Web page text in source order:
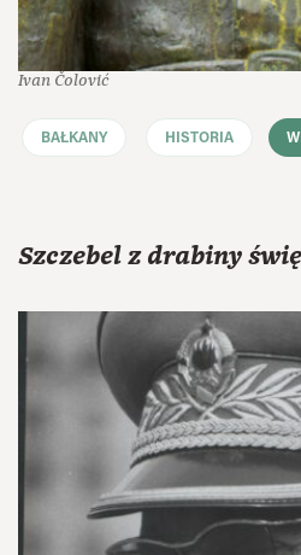
Ivan Čolović
BAŁKANY HISTORIA
Szczebel z drabiny